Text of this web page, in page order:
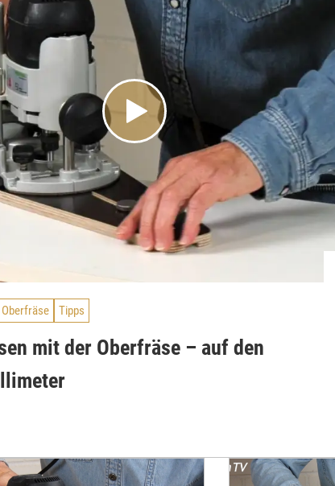
Oberfräse Tipps
mit der Oberfräse – auf den